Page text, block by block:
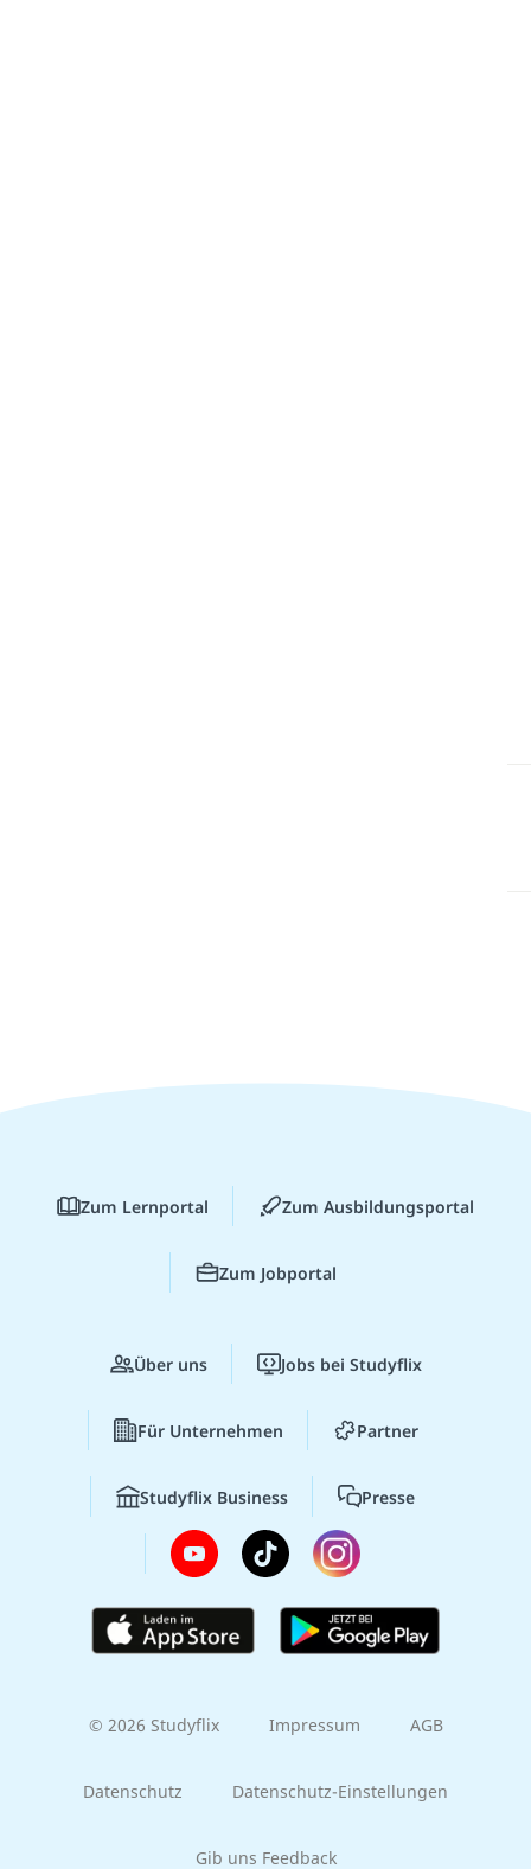
Zum Lernportal Zum Ausbildungsportal
Zum Jobportal
Über uns Jobs bei Studyflix
Für Unternehmen Partner
Studyflix Business Presse
© 2026 Studyflix Impressum AGB
Datenschutz Datenschutz-Einstellungen
Gib uns Feedback